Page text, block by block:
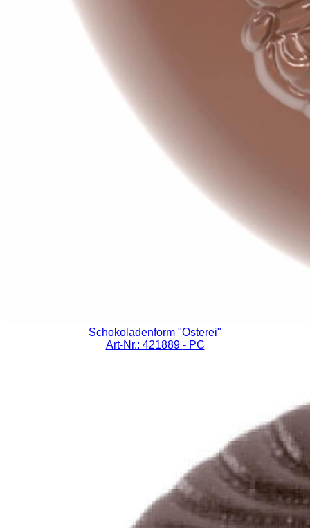
Schokoladenform "Osterei"
Art-Nr.: 421889 - PC